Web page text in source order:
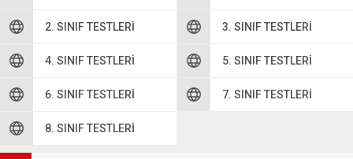
2. SINIF TESTLERI 3. SINIF TESTLERI
4. SINIF TESTLERI 5. SINIF TESTLERI
6. SINIF TESTLERI 7. SINIF TESTLERI
8. SINIF TESTLERI